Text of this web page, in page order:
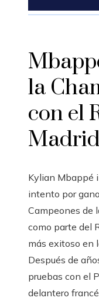
la
con el
Kylian Mbappé
intento por
Campeones de
como parte del
más exitoso en
Después de
pruebas con el
delantero